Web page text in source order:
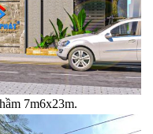
7m6x23m.